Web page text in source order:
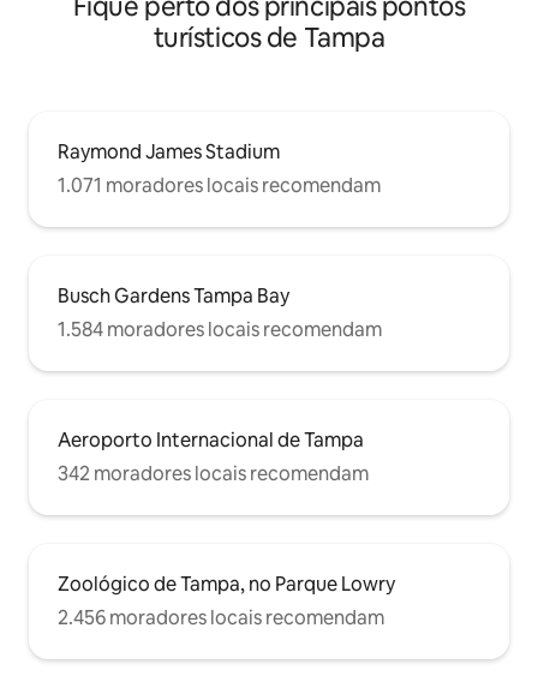
turísticos de Tampa
Raymond James Stadium
1.071 moradores locais recomendam
Busch Gardens Tampa Bay
1.584 moradores locais recomendam
Aeroporto Internacional de Tampa
342 moradores locais recomendam
Zoológico de Tampa, no Parque Lowry
2.456 moradores locais recomendam